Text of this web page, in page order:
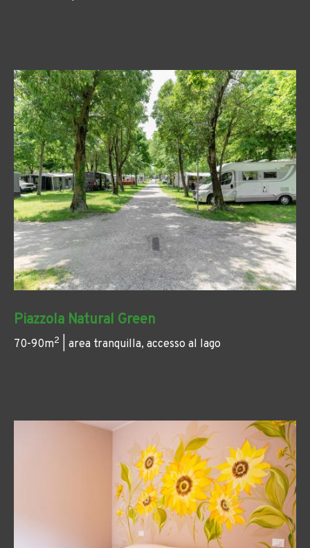
Piazzola Natural Green
70-90m2 | area tranquilla, accesso al lago